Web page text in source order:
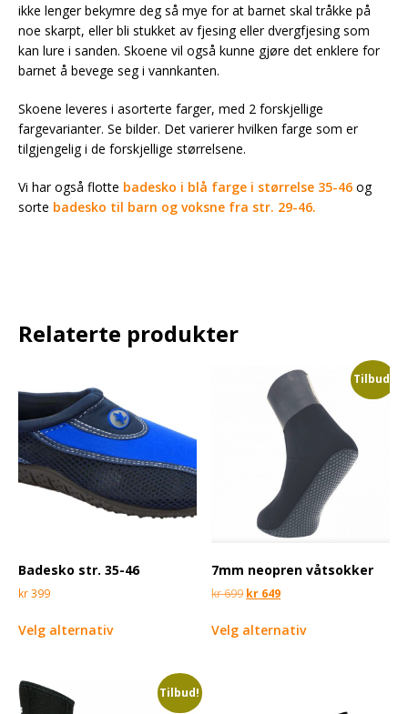
ikke lenger bekymre deg så mye for at barnet skal tråkke på
noe skarpt, eller bli stukket av fjesing eller dvergfjesing som
kan lure i sanden. Skoene vil også kunne gjøre det enklere for
barnet å bevege seg i vannkanten.
Skoene leveres i asorterte farger, med 2 forskjellige
fargevarianter. Se bilder. Det varierer hvilken farge som er
tilgjengelig i de forskjellige størrelsene.
Vi har også flotte badesko i blå farge i størrelse 35-46 og
sorte badesko til barn og voksne fra str. 29-46.
Relaterte produkter
Badesko str. 35-46
kr399
Velg alternativ
Tilbud!
7mm neopren våtsokker
kr699 kr 649
Velg alternativ
Tilbud!